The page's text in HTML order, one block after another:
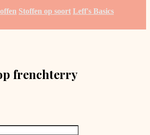
Stoffen op soort Leff's Basics
frenchterry